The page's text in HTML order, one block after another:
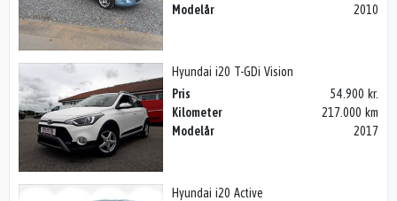
Modelår
2010
Hyundai i20 T-GDi Vision
Pris
54.900 kr.
Kilometer
217.000 km
Modelår
2017
Hyundai i20 Active